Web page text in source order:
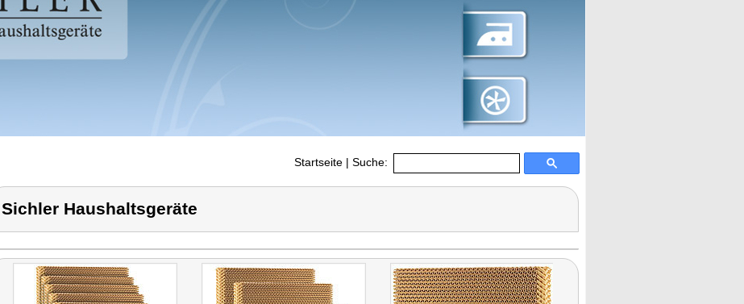
Startseite | Suche:
Sichler Haushaltsgeräte